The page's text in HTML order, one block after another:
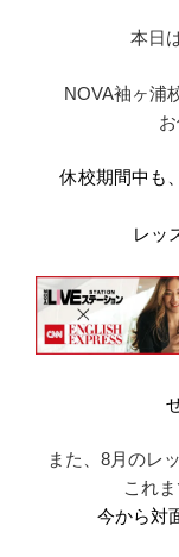
本日
NOVA袖ヶ浦
休校期間中も
レッ
また、8月のレ
これ
今から対